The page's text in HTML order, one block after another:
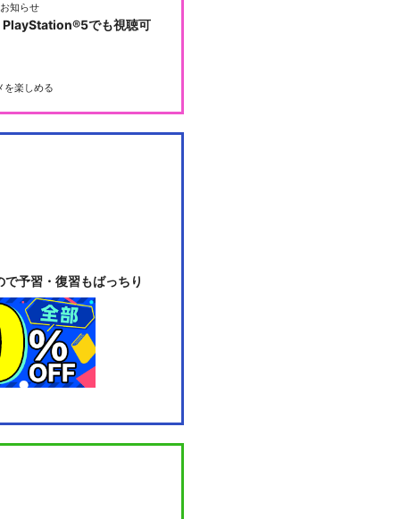
知らせ
でも視聴可
を楽しめる
予習・復習もばっちり